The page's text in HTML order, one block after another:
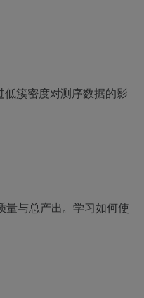
低簇密度对测序数据的影
量与总产出。学习如何使